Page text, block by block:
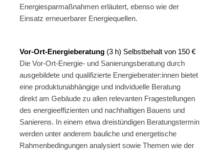
Energiesparmaßnahmen erläutert, ebenso wie der
Einsatz erneuerbarer Energiequellen.
Vor-Ort-Energieberatung (3 h) Selbstbehalt von 150 €
Die Vor-Ort-Energie- und Sanierungsberatung durch
ausgebildete und qualifizierte Energieberater:innen bietet
eine produktunabhängige und individuelle Beratung
direkt am Gebäude zu allen relevanten Fragestellungen
des energieeffizienten und nachhaltigen Bauens und
Sanierens. In einem etwa dreistündigen Beratungstermin
werden unter anderem bauliche und energetische
Rahmenbedingungen analysiert sowie Themen wie der